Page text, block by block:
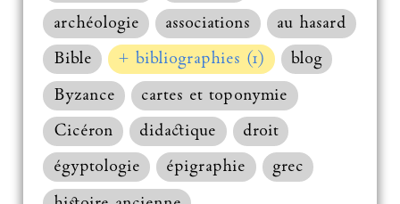
archéologie
associations
au hasard
Bible
+ bibliographies (1)
blog
Byzance
cartes et toponymie
Cicéron
didactique
droit
égyptologie
épigraphie
grec